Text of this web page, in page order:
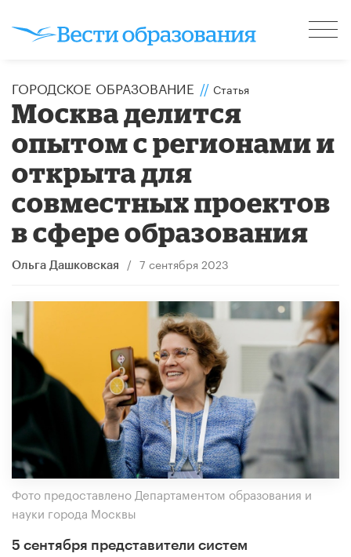
ГОРОДСКОЕ ОБРАЗОВАНИЕ // Статья
Москва делится
опытом с регионами и
открыта для
совместных проектов
в сфере образования
Ольга Дашковская / 7 сентября 2023
Фото предоставлено Департаментом образования и
науки города Москвы
5 сентября представители систем